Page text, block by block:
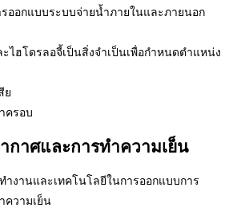
ออกแบบระบบจ่ายน้ำภายในและภายนอก
ไฮโดรลอจี้เป็นสิ่งจำเป็นเพื่อกำหนดตำแหน่ง
ย
ครอบ
กาศและการทำความเย็น
ำงานและเทคโนโลยีในการออกแบบการ
ความเย็น